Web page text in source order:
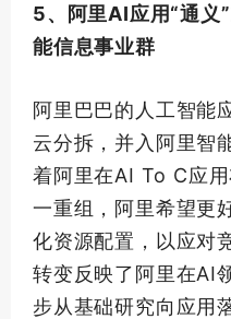
5、阿里AI应用“通义
能信息事业群
阿里巴巴的人工智能
云分拆，并入阿里智
着阿里在AI To C应
一重组，阿里希望更
化资源配置，以应对
转变反映了阿里在AI
步从基础研究向应用